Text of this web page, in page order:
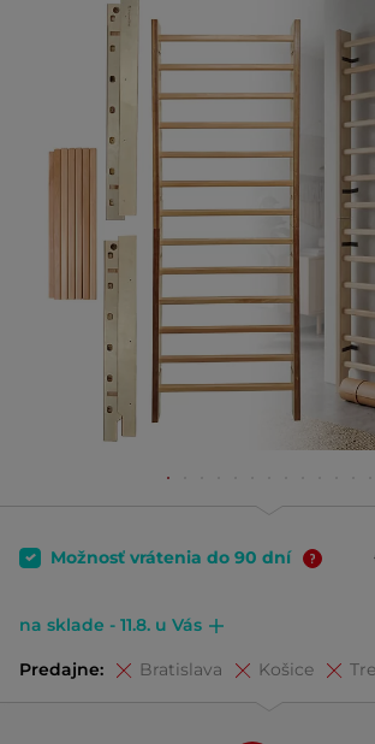
Možnosť vrátenia do 90 dní
na sklade - 11.8. u Vás
Predajne: Bratislava Košice